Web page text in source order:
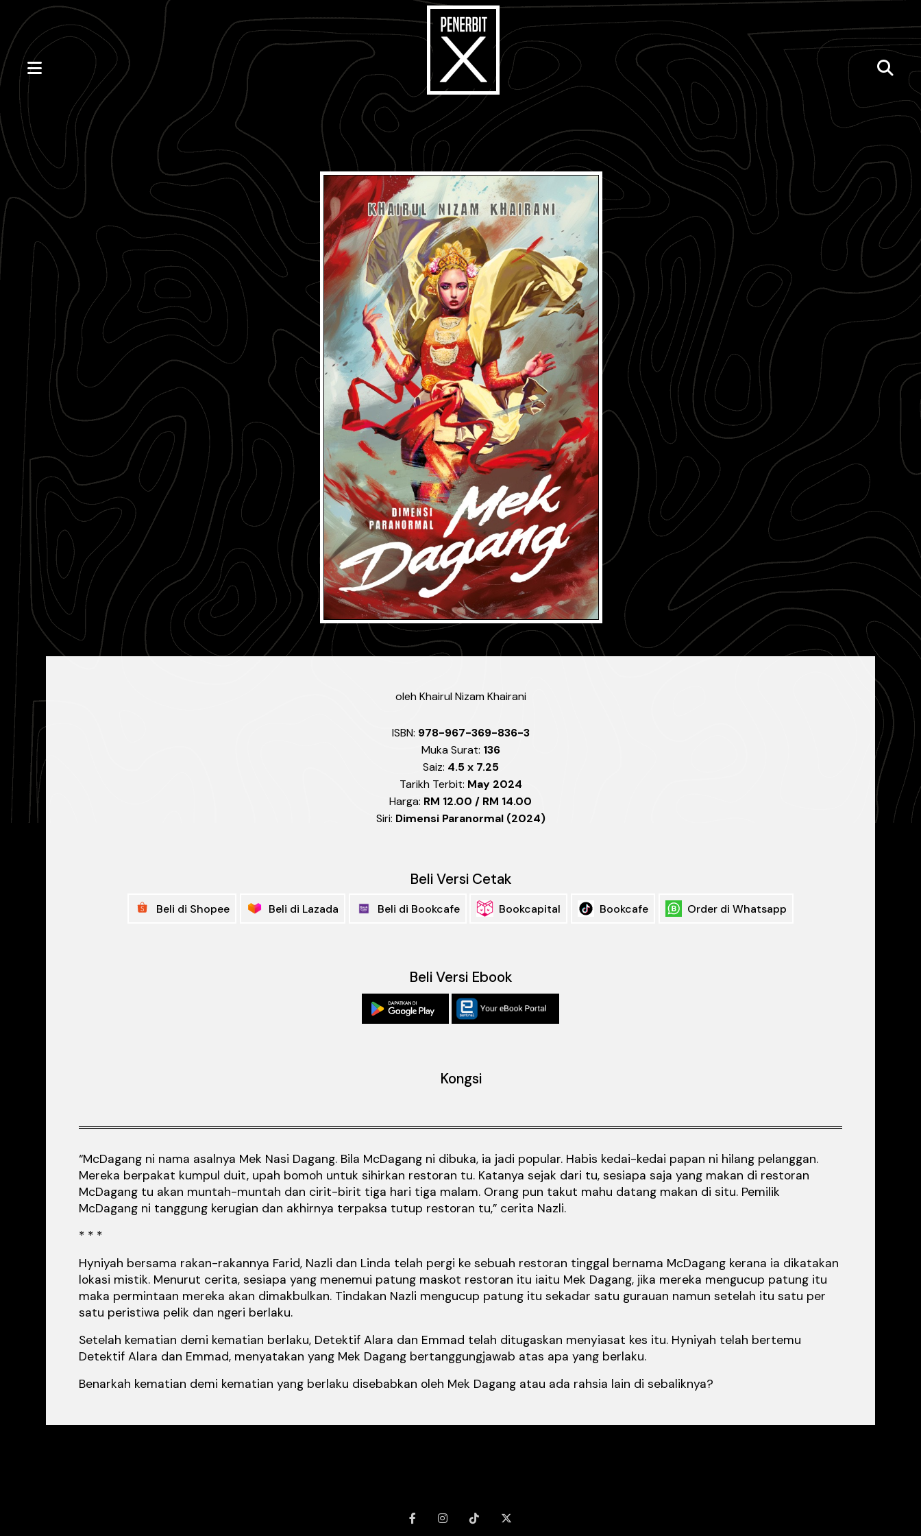
oleh Khairul Nizam Khairani
ISBN: 978-967-369-836-3
Muka Surat: 136
Saiz: 4.5 x 7.25
Tarikh Terbit: May 2024
Harga: RM 12.00 / RM 14.00
Siri: Dimensi Paranormal (2024)
Beli Versi Cetak
Beli di Shopee Beli di Lazada Beli di Bookcafe Bookcapital Bookcafe Order di Whatsapp
Beli Versi Ebook
Kongsi
“McDagang ni nama asalnya Mek Nasi Dagang. Bila McDagang ni dibuka, ia jadi popular. Habis kedai-kedai papan ni hilang pelanggan.
Mereka berpakat kumpul duit, upah bomoh untuk sihirkan restoran tu. Katanya sejak dari tu, sesiapa saja yang makan di restoran
McDagang tu akan muntah-muntah dan cirit-birit tiga hari tiga malam. Orang pun takut mahu datang makan di situ. Pemilik
McDagang ni tanggung kerugian dan akhirnya terpaksa tutup restoran tu,” cerita Nazli.
* * *
Hyniyah bersama rakan-rakannya Farid, Nazli dan Linda telah pergi ke sebuah restoran tinggal bernama McDagang kerana ia dikatakan
lokasi mistik. Menurut cerita, sesiapa yang menemui patung maskot restoran itu iaitu Mek Dagang, jika mereka mengucup patung itu
maka permintaan mereka akan dimakbulkan. Tindakan Nazli mengucup patung itu sekadar satu gurauan namun setelah itu satu per
satu peristiwa pelik dan ngeri berlaku.
Setelah kematian demi kematian berlaku, Detektif Alara dan Emmad telah ditugaskan menyiasat kes itu. Hyniyah telah bertemu
Detektif Alara dan Emmad, menyatakan yang Mek Dagang bertanggungjawab atas apa yang berlaku.
Benarkah kematian demi kematian yang berlaku disebabkan oleh Mek Dagang atau ada rahsia lain di sebaliknya?